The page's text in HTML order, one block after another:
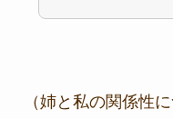
（姉と私の関係性